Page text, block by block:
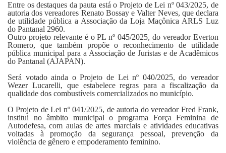
Entre os destaques da pauta está o Projeto de Lei nº 043/2025, de
autoria dos vereadores Renato Bossay e Valter Neves, que declara
de utilidade pública a Associação da Loja Maçônica ARLS Luz
do Pantanal 2960.
Outro projeto relevante é o PL nº 045/2025, do vereador Everton
Romero, que também propõe o reconhecimento de utilidade
pública municipal para a Associação de Juristas e de Acadêmicos
do Pantanal (AJAPAN).
Será votado ainda o Projeto de Lei nº 040/2025, do vereador
Wezer Lucarelli, que estabelece regras para a fiscalização da
qualidade dos combustíveis comercializados no município.
O Projeto de Lei nº 041/2025, de autoria do vereador Fred Frank,
institui no âmbito municipal o programa Força Feminina de
Autodefesa, com aulas de artes marciais e atividades educativas
voltadas à promoção da segurança pessoal, prevenção da
violência de gênero e empoderamento feminino.